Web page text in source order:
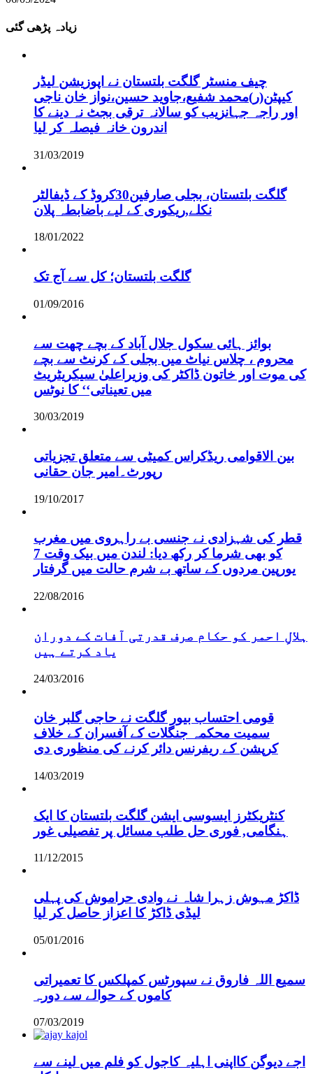
زیادہ پڑھی گئی
چیف منسٹر گلگت بلتستان نے اپوزیشن لیڈر
کیپٹن(ر)محمد شفیع،جاوید حسین،نواز خان ناجی
اور راجہ جہانزیب کو سالانہ ترقی بجٹ نہ دینے کا
اندرون خانہ فیصلہ کر لیا
31/03/2019
گلگت بلتستان، بجلی صارفین30کروڈ کے ڈیفالٹر
نکلے,ریکوری کے لیے باضابطہ پلان
18/01/2022
گلگت بلتستان؛ کل سے آج تک
01/09/2016
بوائز ہائی سکول جلال آباد کے بچے چھت سے
محروم ، چلاس نیاٹ میں بجلی کے کرنٹ سے بچے
کی موت اور خاتون ڈاکٹر کی وزیراعلیٰ سیکریٹریٹ
میں تعیناتی‘‘ کا نوٹس
30/03/2019
بین الاقوامی ریڈکراس کمیٹی سے متعلق تجزیاتی
رپورٹ۔امیر جان حقانی
19/10/2017
قطر کی شہزادی نے جنسی بے راہروی میں مغرب
کو بھی شرما کر رکھ دیا: لندن میں بیک وقت 7
یورپین مردوں کے ساتھ بے شرم حالت میں گرفتار
22/08/2016
ہلالِ احمر کو حکام صرف قدرتی آفات کے دوران
یاد کرتے ہیں
24/03/2016
قومی احتساب بیور گلگت نے حاجی گلبر خان
سمیت محکمہ جنگلات کے آفسران کے خلاف
کرپشن کے ریفرنس دائر کرنے کی منظوری دی
14/03/2019
کنٹریکٹرز ایسوسی ایشن گلگت بلتستان کا ایک
ہنگامی, فوری حل طلب مسائل پر تفصیلی غور
11/12/2015
ڈاکڑ مہوش زہرا شاہ نے وادی حراموش کی پہلی
لیڈی ڈاکڑ کا اعزاز حاصل کر لیا
05/01/2016
سمیع اللہ فاروق نے سپورٹس کمپلکس کا تعمیراتی
کاموں کے حوالے سے دورہ
07/03/2019
اجے دیوگن کااپنی اہلیہ کاجول کو فلم میں لینے سے